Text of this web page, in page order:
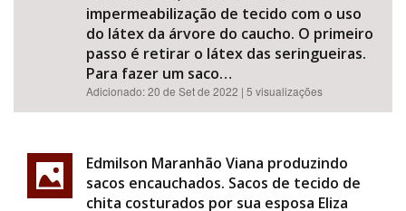
impermeabilização de tecido com o uso
do látex da árvore do caucho. O primeiro
passo é retirar o látex das seringueiras.
Para fazer um saco…
Adicionado:20 de Set de 2022 | 5 visualizações
Edmilson Maranhão Viana produzindo
sacos encauchados. Sacos de tecido de
chita costurados por sua esposa Eliza